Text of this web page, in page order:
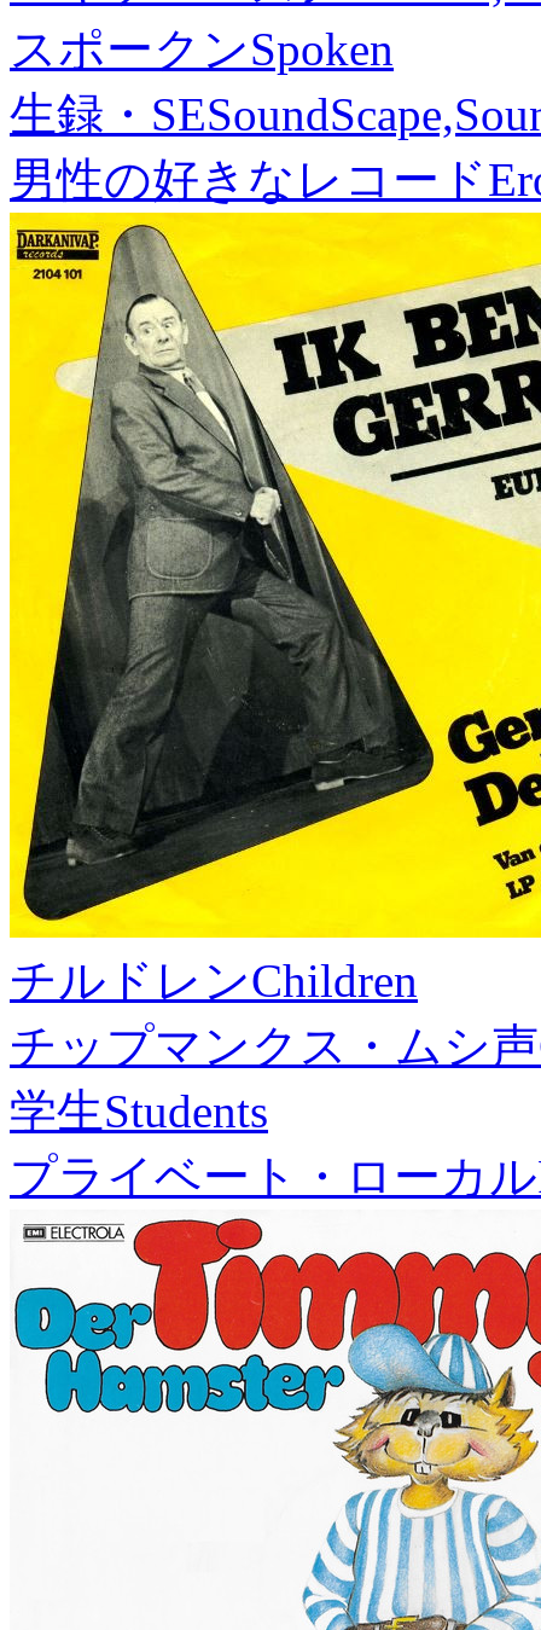
スポークンSpoken
生録・SE
男性の好きなレコード
チルドレンChildren
チップマンクス・ムシ声
学生Students
プライベート・ローカル